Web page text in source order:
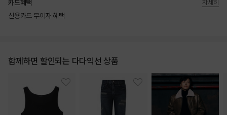
카드혜택
신용카드 무이자 혜택
자세히
함께하면 할인되는 다다익선 상품